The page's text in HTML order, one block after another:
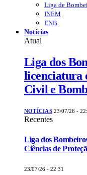
Liga de
INEM
ENB
Notícias
Atual
Liga dos
licenciatura
Civil e
NOTÍCIAS 23/07/26 -
Recentes
Liga dos
Ciências de
23/07/26 - 22:31